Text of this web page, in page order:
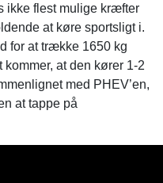
ikke flest mulige kræfter
at køre sportsligt i.
for at trække 1650 kg
kommer, at den kører 1-2
med PHEV’en,
at tappe på